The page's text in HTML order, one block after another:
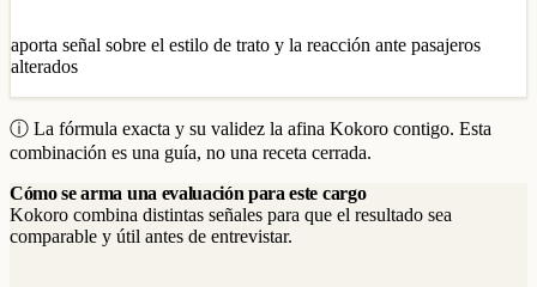
aporta señal sobre el estilo de trato y la reacción ante pasajeros
alterados
ⓘ La fórmula exacta y su validez la afina Kokoro contigo. Esta
combinación es una guía, no una receta cerrada.
Cómo se arma una evaluación para este cargo
Kokoro combina distintas señales para que el resultado sea
comparable y útil antes de entrevistar.